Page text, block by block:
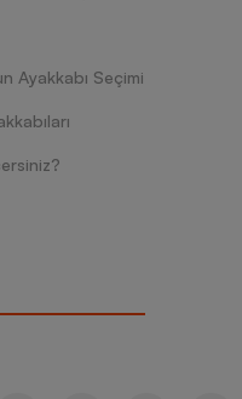
Ayakkabı Seçimi